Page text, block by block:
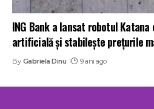
ING Bank a lansat robotul
artificială şi stabileşte preţurile
By Gabriela Dinu 9 ani ago